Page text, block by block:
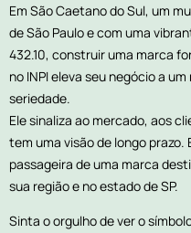
Em São Caetano do Sul, um
de São Paulo e com uma
432.10, construir uma marca
no INPI eleva seu negócio a
seriedade.
Ele sinaliza ao mercado, aos
tem uma visão de longo prazo.
passageira de uma marca
sua região e no estado de SP.
Sinta o orgulho de ver o